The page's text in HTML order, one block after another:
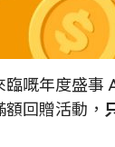
嘅年度盛事
回贈活動，